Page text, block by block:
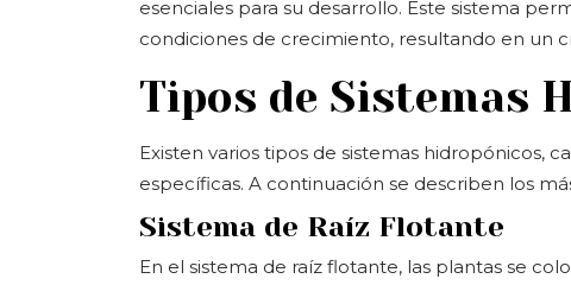
esenciales para su desarrollo. Este sistema
condiciones de crecimiento, resultando en un
Tipos de Sistemas
Existen varios tipos de sistemas hidropónicos,
específicas. A continuación se describen los
Sistema de Raíz Flotante
En el sistema de raíz flotante, las plantas se